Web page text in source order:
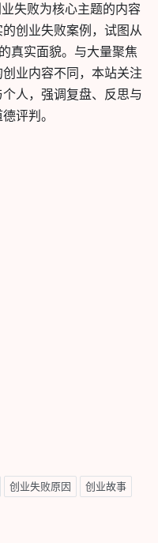
失败为核心主题的内容
创业失败案例，试图从
真实面貌。与大量聚焦
业内容不同，本站关注
人，强调复盘、反思与
评判。
创业失败原因 创业故事